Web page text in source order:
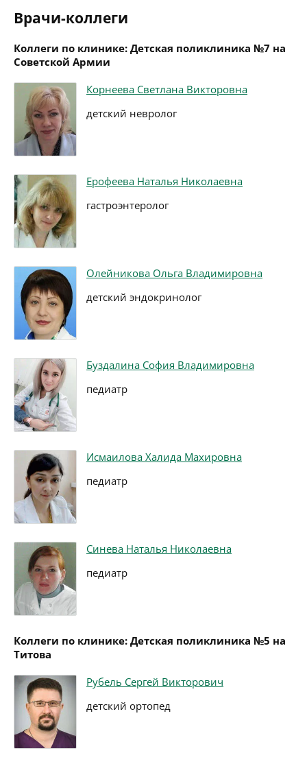
Врачи-коллеги
Коллеги по клинике: Детская поликлиника №7 на
Советской Армии
Корнеева Светлана Викторовна
детский невролог
Ерофеева Наталья Николаевна
гастроэнтеролог
Олейникова Ольга Владимировна
детский эндокринолог
Буздалина София Владимировна
педиатр
Исмаилова Халида Махировна
педиатр
Синева Наталья Николаевна
педиатр
Коллеги по клинике: Детская поликлиника №5 на
Титова
Рубель Сергей Викторович
детский ортопед